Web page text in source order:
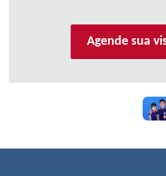
Agende sua